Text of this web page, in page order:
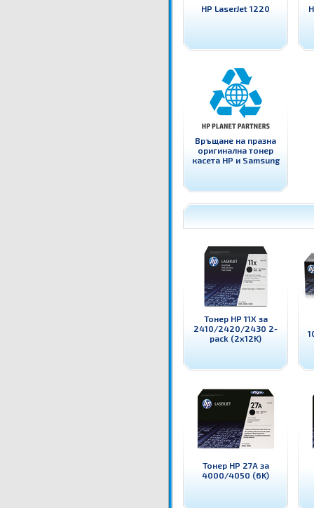
HP LaserJet 1220
Връщане на празна
оригинална тонер
касета HP и Samsung
Тонер HP 11X за
2410/2420/2430 2-
pack (2x12K)
Тонер HP 27A за
4000/4050 (6K)